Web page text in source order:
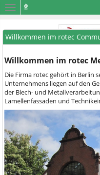
Navigation
Willkommen im rotec
Willkommen im rotec
Die Firma rotec gehört in Berlin
Unternehmens liegen auf den
der Blech- und
Lamellenfassaden und